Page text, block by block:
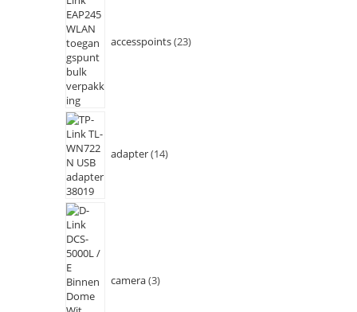
accesspoints 23
adapter 14
camera 3